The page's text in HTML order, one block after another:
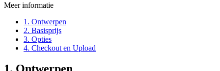
Meer informatie
1. Ontwerpen
2. Basisprijs
3. Opties
4. Checkout en Upload
1. Ontwerpen